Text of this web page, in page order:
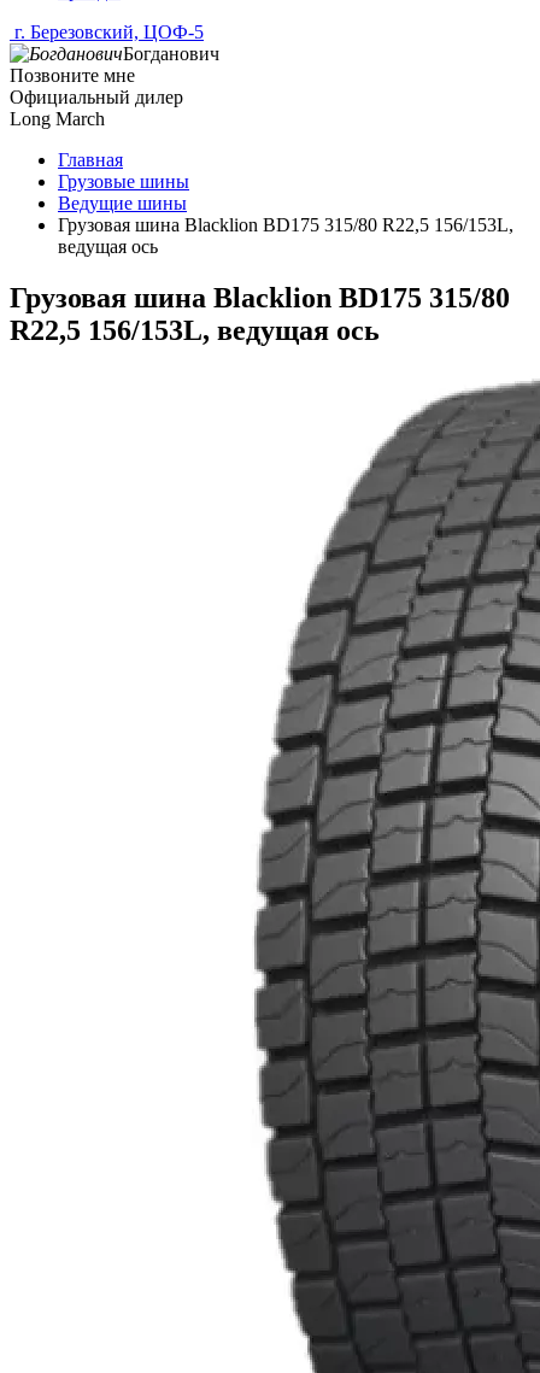
г. Березовский, ЦОФ-5
Богданович
Позвоните мне
Официальный дилер
Long March
Главная
Грузовые шины
Ведущие шины
Грузовая шина Blacklion BD175 315/80 R22,5 156/153L,
ведущая ось
Грузовая шина Blacklion BD175 315/80
R22,5 156/153L, ведущая ось